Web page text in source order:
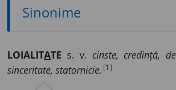
Sinonime
LOIALITATE s. v. cinste, credință,
sinceritate, statornicie. [1]